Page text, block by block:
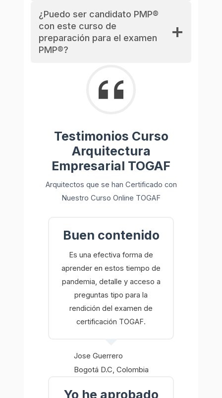
¿Puedo ser candidato PMP®
con este curso de
preparación para el examen
PMP®?
Testimonios Curso
Arquitectura
Empresarial TOGAF
Arquitectos que se han Certificado con
Nuestro Curso Online TOGAF
Buen contenido
Es una efectiva forma de
aprender en estos tiempo de
pandemia, detalle y acceso a
preguntas tipo para la
rendición del examen de
certificación TOGAF.
Jose Guerrero
Bogotá D.C, Colombia
Yo he aprobado